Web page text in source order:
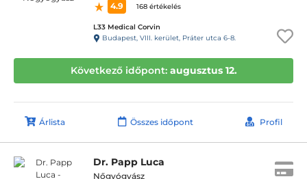
4.9
168 értékelés
L33 Medical Corvin
Budapest, VIII. kerület, Práter utca 6-8.
Következő időpont: augusztus 12.
Árlista Összes időpont Profil
Dr. Papp Luca
Nőgyógyász